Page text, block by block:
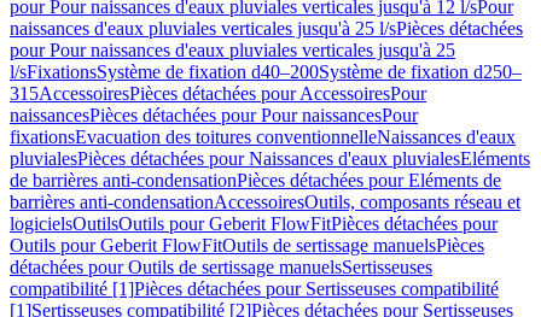
pour Pour naissances d'eaux pluviales verticales jusqu'à 12 l/sPour
naissances d'eaux pluviales verticales jusqu'à 25 l/sPièces détachées
pour Pour naissances d'eaux pluviales verticales jusqu'à 25
l/sFixationsSystème de fixation d40–200Système de fixation d250–
315AccessoiresPièces détachées pour AccessoiresPour
naissancesPièces détachées pour Pour naissancesPour
fixationsEvacuation des toitures conventionnelleNaissances d'eaux
pluvialesPièces détachées pour Naissances d'eaux pluvialesEléments
de barrières anti-condensationPièces détachées pour Eléments de
barrières anti-condensationAccessoiresOutils, composants réseau et
logicielsOutilsOutils pour Geberit FlowFitPièces détachées pour
Outils pour Geberit FlowFitOutils de sertissage manuelsPièces
détachées pour Outils de sertissage manuelsSertisseuses
compatibilité [1]Pièces détachées pour Sertisseuses compatibilité
[1]Sertisseuses compatibilité [2]Pièces détachées pour Sertisseuses